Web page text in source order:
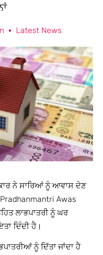
Latest News
ਨੇ ਸਾਰਿਆਂ ਨੂੰ ਆਵਾਸ ਦੇਣ
Awas
ਲਾਭਪਾਤਰੀ ਨੂੰ ਘਰ
ਦਿੰਦੀ ਹੈ।
ਨੂੰ ਦਿੱਤਾ ਜਾਂਦਾ ਹੈ